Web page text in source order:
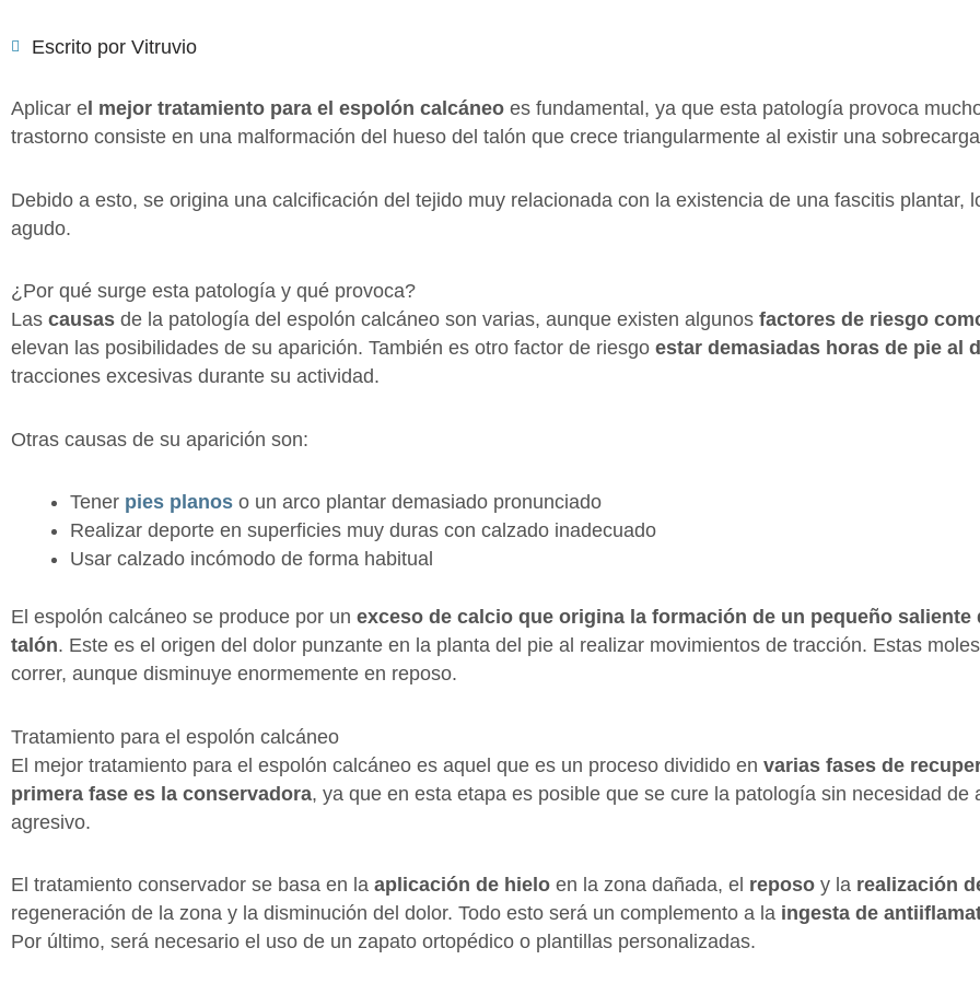
Escrito por Vitruvio
Aplicar e l mejor tratamiento para el espolón calcáneo es fundamental, ya que esta patología provoca
trastorno consiste en una malformación del hueso del talón que crece triangularmente al existir una
Debido a esto, se origina una calcificación del tejido muy relacionada con la existencia de una fascitis plantar,
agudo.
¿Por qué surge esta patología y qué provoca?
Las causas de la patología del espolón calcáneo son varias, aunque existen algunos factores de riesgo
elevan las posibilidades de su aparición. También es otro factor de riesgo estar demasiadas horas de pie al
tracciones excesivas durante su actividad.
Otras causas de su aparición son:
Tener pies planos o un arco plantar demasiado pronunciado
Realizar deporte en superficies muy duras con calzado inadecuado
Usar calzado incómodo de forma habitual
El espolón calcáneo se produce por un exceso de calcio que origina la formación de un pequeño
talón. Este es el origen del dolor punzante en la planta del pie al realizar movimientos de tracción. Estas
correr, aunque disminuye enormemente en reposo.
Tratamiento para el espolón calcáneo
El mejor tratamiento para el espolón calcáneo es aquel que es un proceso dividido en varias fases de
primera fase es la conservadora, ya que en esta etapa es posible que se cure la patología sin necesidad de
agresivo.
El tratamiento conservador se basa en la aplicación de hielo en la zona dañada, el reposo y la realización
regeneración de la zona y la disminución del dolor. Todo esto será un complemento a la ingesta de
Por último, será necesario el uso de un zapato ortopédico o plantillas personalizadas.